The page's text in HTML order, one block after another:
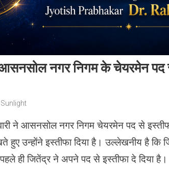
आसनसोल नगर निगम के चेयरमेन पद
Sunlight
ने आसनसोल नगर निगम चेयरमेन पद से
हुए उन्होंने इस्तीफा दिया है। उल्लेखनीय है कि
ही जितेंद्र ने अपने पद से इस्तीफा दे दिया है।